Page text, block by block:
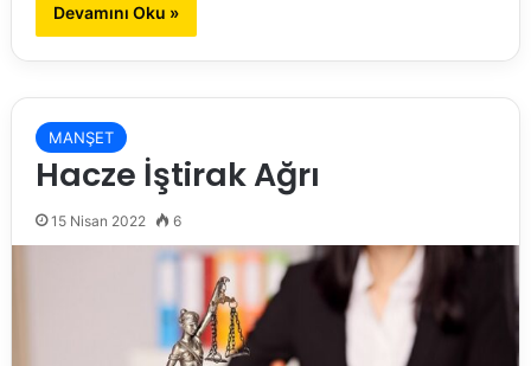
Devamını Oku »
MANŞET
Hacze İştirak Ağrı
15 Nisan 2022 6